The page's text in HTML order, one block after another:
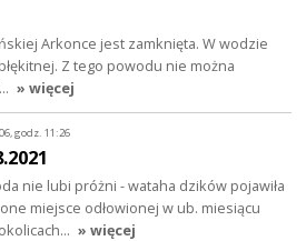
Arkonce jest zamknięta. W wodzie
Z tego powodu nie można
» więcej
godz. 11:26
nie lubi próżni - wataha dzików pojawiła
miejsce odłowionej w ub. miesiącu
» więcej